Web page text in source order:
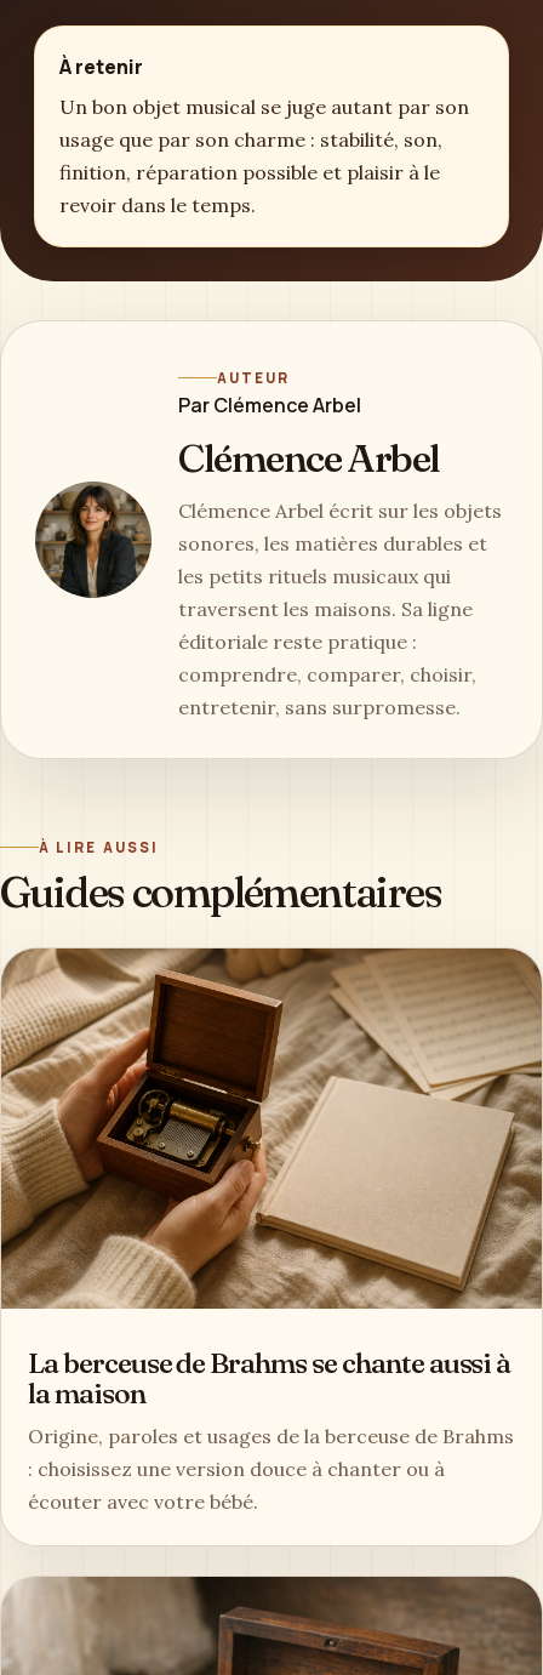
À retenir
Un bon objet musical se juge autant par son
usage que par son charme : stabilité, son,
finition, réparation possible et plaisir à le
revoir dans le temps.
AUTEUR
Par Clémence Arbel
Clémence Arbel
Clémence Arbel écrit sur les objets
sonores, les matières durables et
les petits rituels musicaux qui
traversent les maisons. Sa ligne
éditoriale reste pratique :
comprendre, comparer, choisir,
entretenir, sans surpromesse.
À LIRE AUSSI
Guides complémentaires
La berceuse de Brahms se chante aussi à
la maison
Origine, paroles et usages de la berceuse de Brahms
: choisissez une version douce à chanter ou à
écouter avec votre bébé.